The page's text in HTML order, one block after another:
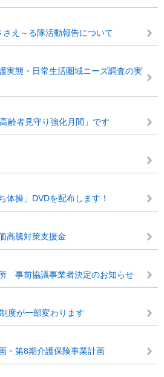
え～る隊活動報告について
実態・日常生活圏域ニーズ調査の実
齢者見守り強化月間」です
体操」DVDを配布します！
高騰対策支援金
事前協議事業者決定のお知らせ
度が一部変わります
・第8期介護保険事業計画